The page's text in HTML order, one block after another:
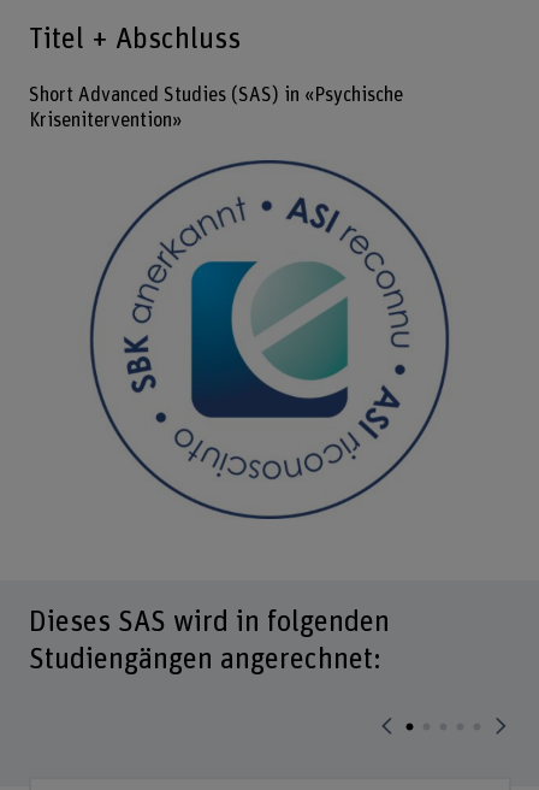
Titel + Abschluss
Short Advanced Studies (SAS) in «Psychische
Krisenitervention»
Dieses SAS wird in folgenden
Studiengängen angerechnet: